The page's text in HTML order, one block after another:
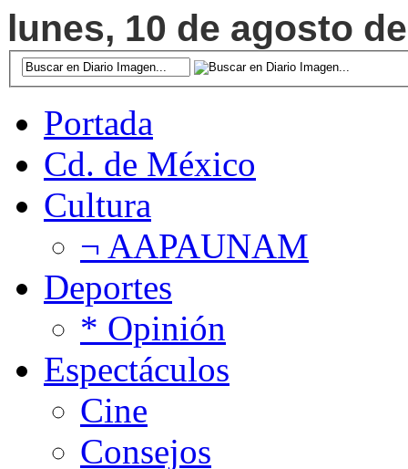
lunes, 10 de agosto
Portada
Cd. de México
Cultura
¬ AAPAUNAM
Deportes
* Opinión
Espectáculos
Cine
Consejos